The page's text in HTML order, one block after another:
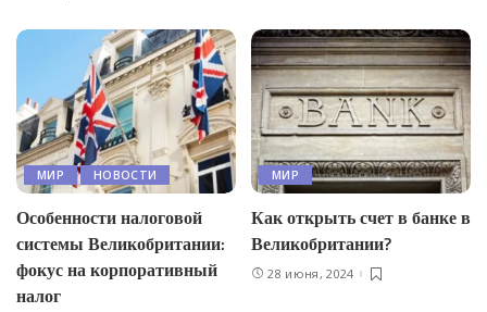
МИР НОВОСТИ
Особенности налоговой
системы Великобритании:
фокус на корпоративный
налог
МИР
Как открыть счет в банке в
Великобритании?
28 июня, 2024